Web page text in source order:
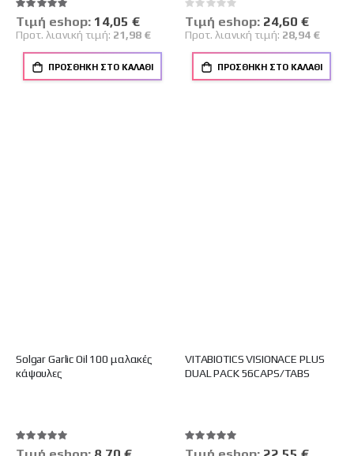
Βαθμολογία:
100%
Tιμή eshop: Ειδική
Τιμή
14,05 €
Προτ. λιανική τιμή: 21,98 €
ΠΡΟΣΘΉΚΗ ΣΤΟ ΚΑΛΆΘΙ
Rating:
0%
Tιμή eshop: Ειδική
Τιμή
24,60 €
Προτ. λιανική τιμή: 28,94 €
ΠΡΟΣΘΉΚΗ ΣΤΟ ΚΑΛΆΘΙ
Solgar Garlic Oil 100 μαλακές
κάψουλες
Βαθμολογία:
100%
Ειδική
VITABIOTICS VISIONACE PLUS
DUAL PACK 56CAPS/TABS
Βαθμολογία:
100%
Ειδική